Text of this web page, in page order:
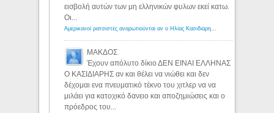
εισβολή αυτών των μη ελληνικών φυλων εκεί κατω.
Οι...
Αμερικανοί ρατσιστές αναρωτιούνται αν ο Ηλίας Κασιδιάρης ανήκει στη λευκή φυλή... - Λόγιος Ερμής
ΜΑΚΔΟΣ
Έχουν απόλυτο δίκιο ΔΕΝ ΕΙΝΑΙ ΕΛΛΗΝΑΣ
Ο ΚΑΣΙΔΙΑΡΗΣ αν και θέλει να νιώθει και δεν
δέχομαι ενα πνευματικό τέκνο του χιτλερ να να
μιλάει για κατοχικό δανειο και αποζημιώσεις και ο
πρόεδρος του...